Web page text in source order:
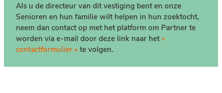
Als u de directeur van dit vestiging bent en onze
Senioren en hun familie wilt helpen in hun zoektocht,
neem dan contact op met het platform om Partner te
worden via e-mail door deze link naar het «
contactformulier » te volgen.